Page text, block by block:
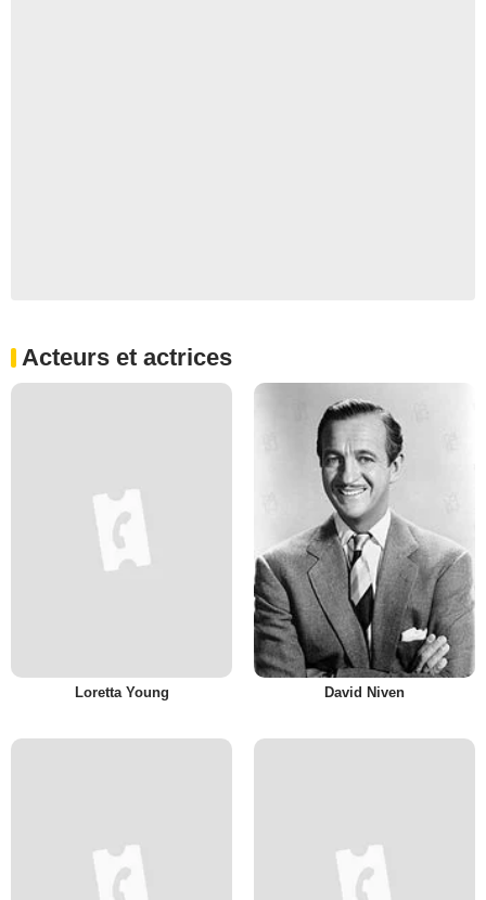
Acteurs et actrices
Loretta Young David Niven